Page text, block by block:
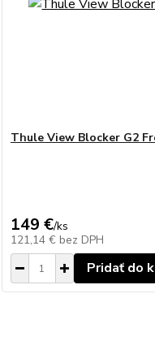
Thule View Blocker G2
149 €/ks
121,14 € bez DPH
Pridať do